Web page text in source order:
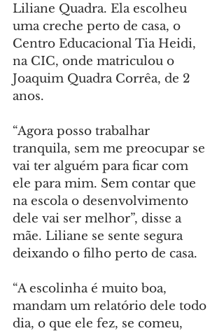
Liliane Quadra. Ela escolheu
uma creche perto de casa, o
Centro Educacional Tia Heidi,
na CIC, onde matriculou o
Joaquim Quadra Corrêa, de 2
anos.
“Agora posso trabalhar
tranquila, sem me preocupar se
vai ter alguém para ficar com
ele para mim. Sem contar que
na escola o desenvolvimento
dele vai ser melhor”, disse a
mãe. Liliane se sente segura
deixando o filho perto de casa.
“A escolinha é muito boa,
mandam um relatório dele todo
dia, o que ele fez, se comeu,